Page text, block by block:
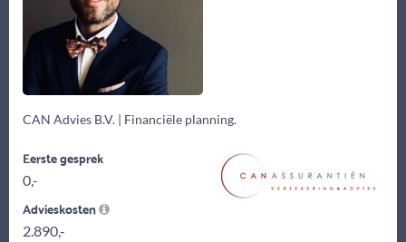
CAN Advies B.V. | Financiële planning.
Eerste gesprek
0,-
Advieskosten
2.890,-